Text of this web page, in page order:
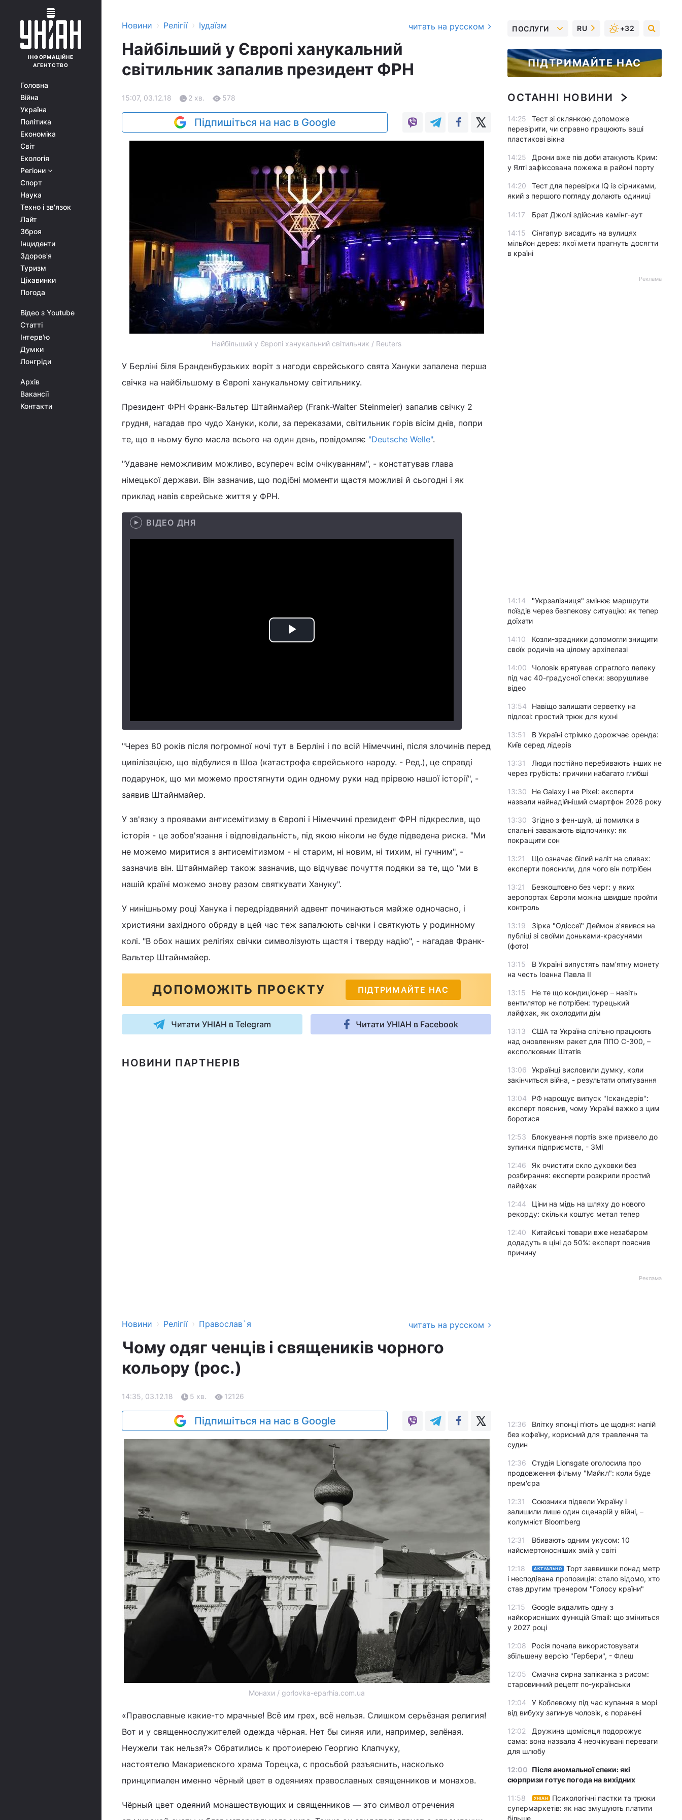
ІНФОРМАЦІЙНЕ
АГЕНТСТВО
Головна
Війна
Україна
Політика
Економіка
Світ
Екологія
Регіони
Спорт
Наука
Техно і зв'язок
Лайт
Зброя
Інциденти
Здоров'я
Туризм
Цікавинки
Погода
Відео з Youtube
Статті
Інтерв'ю
Думки
Лонгріди
Архів
Вакансії
Контакти
Новини › Релігії › Іудаїзм читать на русском
Найбільший у Європі ханукальний
світильник запалив президент ФРН
15:07, 03.12.18 2 хв. 578
Підпишіться на нас в Google
Найбільший у Європі ханукальний світильник / Reuters
У Берліні біля Бранденбурзьких воріт з нагоди єврейського свята Хануки запалена перша
свічка на найбільшому в Європі ханукальному світильнику.
Президент ФРН Франк-Вальтер Штайнмайер (Frank-Walter Steinmeier) запалив свічку 2
грудня, нагадав про чудо Хануки, коли, за переказами, світильник горів вісім днів, попри
те, що в ньому було масла всього на один день, повідомляє "Deutsche Welle".
"Удаване неможливим можливо, всупереч всім очікуванням", - констатував глава
німецької держави. Він зазначив, що подібні моменти щастя можливі й сьогодні і як
приклад навів єврейське життя у ФРН.
ВІДЕО ДНЯ
Play
"Через 80 років після погромної ночі тут в Берліні і по всій Німеччині, після злочинів перед
цивілізацією, що відбулися в Шоа (катастрофа єврейського народу. - Ред.), це справді
подарунок, що ми можемо простягнути один одному руки над прірвою нашої історії", -
заявив Штайнмайер.
У зв'язку з проявами антисемітизму в Європі і Німеччині президент ФРН підкреслив, що
історія - це зобов'язання і відповідальність, під якою ніколи не буде підведена риска. "Ми
не можемо миритися з антисемітизмом - ні старим, ні новим, ні тихим, ні гучним", -
зазначив він. Штайнмайер також зазначив, що відчуває почуття подяки за те, що "ми в
нашій країні можемо знову разом святкувати Хануку".
У нинішньому році Ханука і передріздвяний адвент починаються майже одночасно, і
християни західного обряду в цей час теж запалюють свічки і святкують у родинному
колі. "В обох наших релігіях свічки символізують щастя і тверду надію", - нагадав Франк-
Вальтер Штайнмайер.
ДОПОМОЖІТЬ ПРОЄКТУ ПІДТРИМАЙТЕ НАС
Читати УНІАН в Telegram Читати УНІАН в Facebook
НОВИНИ ПАРТНЕРІВ
Новини › Релігії › Православ`я читать на русском
Чому одяг ченців і священиків чорного
кольору (рос.)
14:35, 03.12.18 5 хв. 12126
Підпишіться на нас в Google
Монахи / gorlovka-eparhia.com.ua
«Православные какие-то мрачные! Всё им грех, всё нельзя. Слишком серьёзная религия!
Вот и у священнослужителей одежда чёрная. Нет бы синяя или, например, зелёная.
Неужели так нельзя?» Обратились к протоиерею Георгию Клапчуку,
настоятелю Макариевского храма Торецка, с просьбой разъяснить, насколько
принципиален именно чёрный цвет в одеяниях православных священников и монахов.
Чёрный цвет одеяний монашествующих и священников — это символ отречения
ПОСЛУГИ RU +32
ПІДТРИМАЙТЕ НАС
ОСТАННІ НОВИНИ
14:25
Тест зі склянкою допоможе
перевірити, чи справно працюють ваші
пластикові вікна
14:25
Дрони вже пів доби атакують Крим:
у Ялті зафіксована пожежа в районі порту
14:20
Тест для перевірки IQ із сірниками,
який з першого погляду долають одиниці
14:17 Брат Джолі здійснив камінг-аут
14:15
Сінгапур висадить на вулицях
мільйон дерев: якої мети прагнуть досягти
в країні
Реклама
14:14
"Укрзалізниця" змінює маршрути
поїздів через безпекову ситуацію: як тепер
доїхати
14:10
Козли-зрадники допомогли знищити
своїх родичів на цілому архіпелазі
14:00
Чоловік врятував спраглого лелеку
під час 40-градусної спеки: зворушливе
відео
13:54
Навіщо залишати серветку на
підлозі: простий трюк для кухні
13:51
В Україні стрімко дорожчає оренда:
Київ серед лідерів
13:31
Люди постійно перебивають інших не
через грубість: причини набагато глибші
13:30
Не Galaxy і не Pixel: експерти
назвали найнадійніший смартфон 2026 року
13:30
Згідно з фен-шуй, ці помилки в
спальні заважають відпочинку: як
покращити сон
13:21
Що означає білий наліт на сливах:
експерти пояснили, для чого він потрібен
13:21
Безкоштовно без черг: у яких
аеропортах Європи можна швидше пройти
контроль
13:19
Зірка "Одіссеї" Деймон з'явився на
публіці зі своїми доньками-красунями
(фото)
13:15
В Україні випустять пам’ятну монету
на честь Іоанна Павла II
13:15
Не те що кондиціонер – навіть
вентилятор не потрібен: турецький
лайфхак, як охолодити дім
13:13
США та Україна спільно працюють
над оновленням ракет для ППО С-300, –
експолковник Штатів
13:06
Українці висловили думку, коли
закінчиться війна, - результати опитування
13:04
РФ нарощує випуск "Іскандерів":
експерт пояснив, чому Україні важко з цим
боротися
12:53
Блокування портів вже призвело до
зупинки підприємств, - ЗМІ
12:46
Як очистити скло духовки без
розбирання: експерти розкрили простий
лайфхак
12:44
Ціни на мідь на шляху до нового
рекорду: скільки коштує метал тепер
12:40
Китайські товари вже незабаром
додадуть в ціні до 50%: експерт пояснив
причину
Реклама
12:36
Влітку японці п'ють це щодня: напій
без кофеїну, корисний для травлення та
судин
12:36
Студія Lionsgate оголосила про
продовження фільму "Майкл": коли буде
прем'єра
12:31
Союзники підвели Україну і
залишили лише один сценарій у війні, –
колумніст Bloomberg
12:31
Вбивають одним укусом: 10
найсмертоносніших змій у світі
12:18 АКТУАЛЬНО
Торт заввишки понад метр
і несподівана пропозиція: стало відомо, хто
став другим тренером "Голосу країни"
12:15
Google видалить одну з
найкорисніших функцій Gmail: що зміниться
у 2027 році
12:08
Росія почала використовувати
збільшену версію "Гербери", - Флеш
12:05
Смачна сирна запіканка з рисом:
старовинний рецепт по-українськи
12:04
У Коблевому під час купання в морі
від вибуху загинув чоловік, є поранені
12:02
Дружина щомісяця подорожує
сама: вона назвала 4 неочікувані переваги
для шлюбу
12:00 Після аномальної спеки: які
сюрпризи готує погода на вихідних
11:58 УНІАН
Психологічні пастки та трюки
супермаркетів: як нас змушують платити
більше